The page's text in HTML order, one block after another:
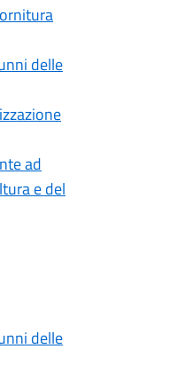
delle
ad
e del
delle